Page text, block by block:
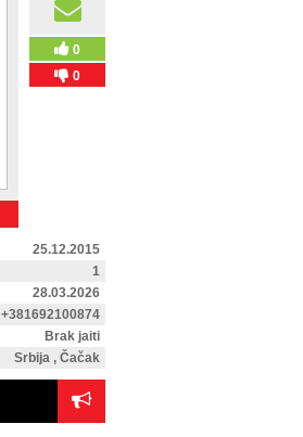
0
0
25.12.2015
1
28.03.2026
+381692100874
Brak jaiti
Srbija , Čačak